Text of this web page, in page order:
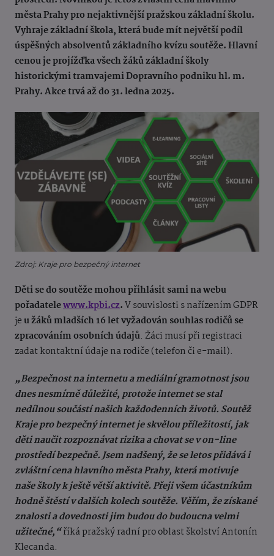
města Prahy pro nejaktivnější pražskou základní školu.
Vyhraje základní škola, která bude mít největší podíl
úspěšných absolventů základního kvízu soutěže. Hlavní
cenou je projížďka všech žáků základní školy
historickými tramvajemi Dopravního podniku hl. m.
Prahy. Akce trvá až do 31. ledna 2025.
Zdroj: Kraje pro bezpečný internet
Děti se do soutěže mohou přihlásit sami na webu
pořadatelewww.kpbi.cz.V souvislosti s nařízením GDPR
je u žáků mladších 16 let vyžadován souhlas rodičů se
zpracováním osobních údajů. Žáci musí při registraci
zadat kontaktní údaje na rodiče (telefon či e-mail).
„Bezpečnost na internetu a mediální gramotnost jsou
dnes nesmírně důležité, protože internet se stal
nedílnou součástí našich každodenních životů. Soutěž
Kraje pro bezpečný internet je skvělou příležitostí, jak
děti naučit rozpoznávat rizika a chovat se v on-line
prostředí bezpečně. Jsem nadšený, že se letos přidává i
zvláštní cena hlavního města Prahy, která motivuje
naše školy k ještě větší aktivitě. Přeji všem účastníkům
hodně štěstí v dalších kolech soutěže. Věřím, že získané
znalosti a dovednosti jim budou do budoucna velmi
užitečné,“říká pražský radní pro oblast školství Antonín
Klecanda.